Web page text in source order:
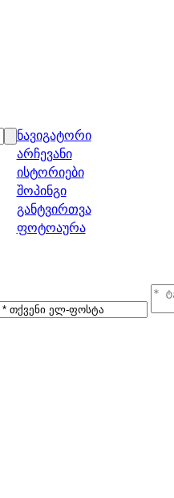
ნავიგატორი
არჩევანი
ისტორიები
შოპინგი
განტვირთვა
ფოტოაურა